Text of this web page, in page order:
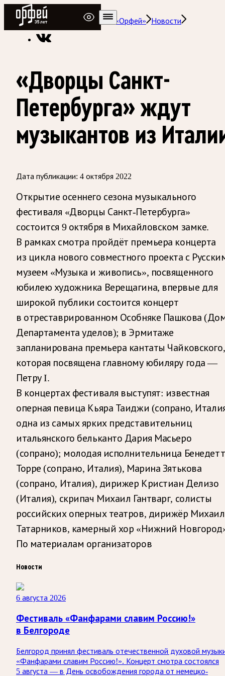
Радио Орфей
Радио классической музыки «Орфей»
Новости
«Дворцы Санкт-
Петербурга» ждут
музыкантов из
Дата публикации: 4 октября 2022
Открытие осеннего сезона музыкального
фестиваля «Дворцы Санкт-Петербурга»
состоится 9 октября в Михайловском замке.
В рамках смотра пройдёт премьера концерта
из цикла нового совместного проекта с
музеем «Музыка и живопись», посвященного
юбилею художника Верещагина, впервые для
широкой публики состоится концерт
в отреставрированном Особняке Пашкова
Департамента уделов); в Эрмитаже
запланирована премьера кантаты Чайковского,
которая посвящена главному юбиляру года —
Петру I.
В концертах фестиваля выступят: известная
оперная певица Кьяра Таиджи (сопрано,
одна из самых ярких представительниц
итальянского бельканто Дария Масьеро
(сопрано); молодая исполнительница
Торре (сопрано, Италия), Марина Зятькова
(сопрано, Италия), дирижер Кристиан Делизо
(Италия), скрипач Михаил Гантварг, солисты
российских оперных театров, дирижёр Михаил
Татарников, камерный хор «Нижний
По материалам организаторов
Новости
6 августа 2026
Фестиваль «Фанфарами славим Россию!»
в Белгороде
Белгород принял фестиваль отечественной духовой
«Фанфарами славим Россию!». Концерт смотра состоялся
5 августа — в День освобождения города от немецко-